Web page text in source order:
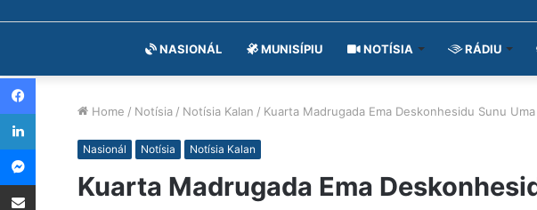
NASIONÁL MUNISÍPIU NOTÍSIA RÁDIU
Home / Notísia / Notísia Kalan / Kuarta Madrugada Ema Deskonhesidu Sunu
Nasionál Notísia Notísia Kalan
Kuarta Madrugada Ema
Facebook
LinkedIn
Messenger